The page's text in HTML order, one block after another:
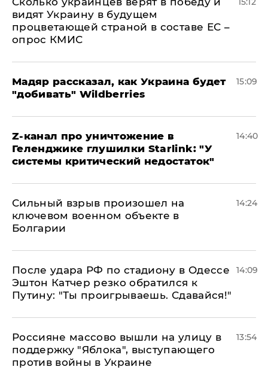
видят Украину в будущем
процветающей страной в составе ЕС –
опрос КМИС
Мадяр рассказал, как Украина будет
"добивать" Wildberries
15:09
Z-канал про уничтожение в
Геленджике глушилки Starlink: "У
системы критический недостаток"
14:40
Сильный взрыв произошел на
ключевом военном объекте в
Болгарии
14:24
После удара РФ по стадиону в Одессе
Эштон Катчер резко обратился к
Путину: "Ты проигрываешь. Сдавайся!"
14:09
Россияне массово вышли на улицу в
поддержку "Яблока", выступающего
против войны в Украине
13:54